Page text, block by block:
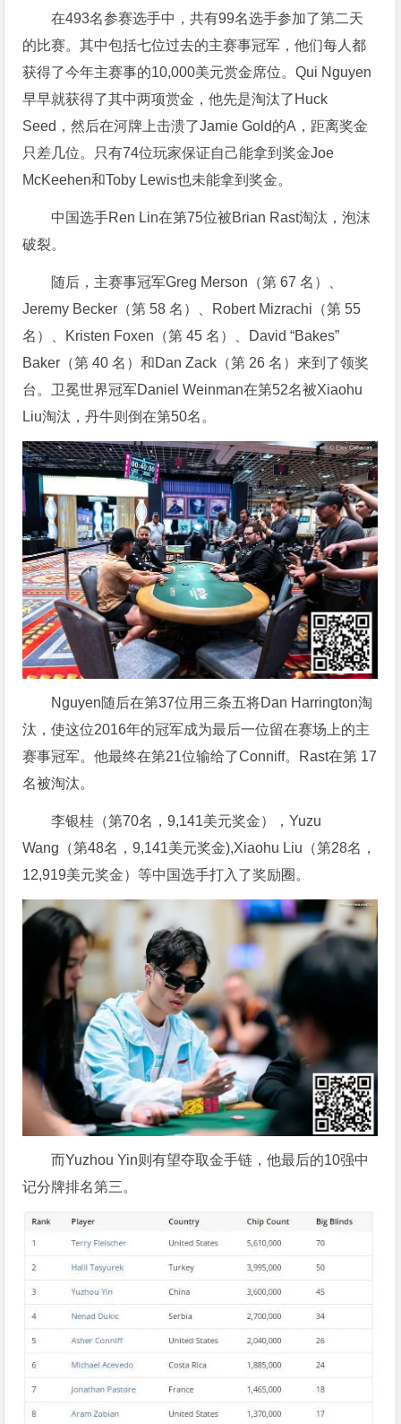
在493名参赛选手中，共有99名选手参加了第二天
的比赛。其中包括七位过去的主赛事冠军，他们每人都
获得了今年主赛事的10,000美元赏金席位。Qui Nguyen
早早就获得了其中两项赏金，他先是淘汰了Huck
Seed，然后在河牌上击溃了Jamie Gold的A，距离奖金
只差几位。只有74位玩家保证自己能拿到奖金Joe
McKeehen和Toby Lewis也未能拿到奖金。
中国选手Ren Lin在第75位被Brian Rast淘汰，泡沫
破裂。
随后，主赛事冠军Greg Merson（第 67 名）、
Jeremy Becker（第 58 名）、Robert Mizrachi（第 55
名）、Kristen Foxen（第 45 名）、David “Bakes”
Baker（第 40 名）和Dan Zack（第 26 名）来到了领奖
台。卫冕世界冠军Daniel Weinman在第52名被Xiaohu
Liu淘汰，丹牛则倒在第50名。
Nguyen随后在第37位用三条五将Dan Harrington淘
汰，使这位2016年的冠军成为最后一位留在赛场上的主
赛事冠军。他最终在第21位输给了Conniff。Rast在第 17
名被淘汰。
李银桂（第70名，9,141美元奖金），Yuzu
Wang（第48名，9,141美元奖金),Xiaohu Liu（第28名，
12,919美元奖金）等中国选手打入了奖励圈。
而Yuzhou Yin则有望夺取金手链，他最后的10强中
记分牌排名第三。